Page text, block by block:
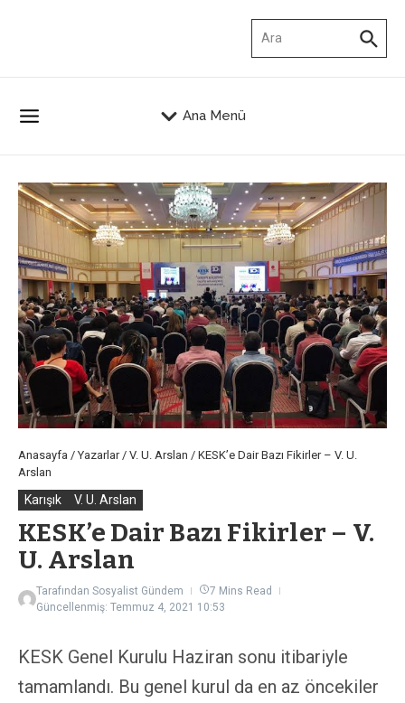
Ana Menü
Anasayfa /Yazarlar/ V. U. Arslan / KESK’e Dair Bazı Fikirler – V. U.
Arslan
Karışık V. U. Arslan
KESK’e Dair Bazı Fikirler – V.
U. Arslan
Tarafından Sosyalist Gündem
7 Mins Read
Güncellenmiş: Temmuz 4, 2021 10:53
KESK Genel Kurulu Haziran sonu itibariyle
tamamlandı. Bu genel kurul da en az öncekiler